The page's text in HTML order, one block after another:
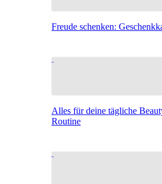
Freude schenken:
Alles für deine tägliche
Routine